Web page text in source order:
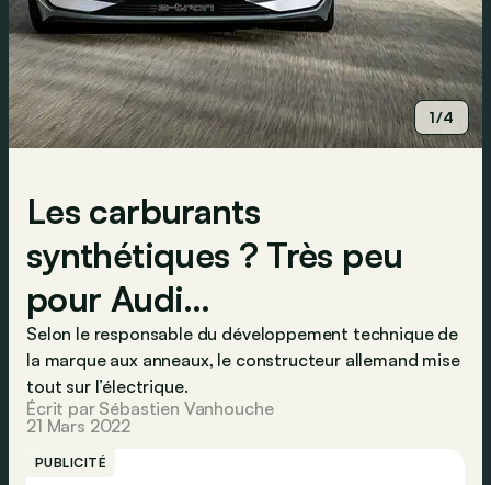
1/4
Les carburants
synthétiques ? Très peu
pour Audi…
Selon le responsable du développement technique de
la marque aux anneaux, le constructeur allemand mise
tout sur l’électrique.
Écrit par Sébastien Vanhouche
21 Mars 2022
PUBLICITÉ